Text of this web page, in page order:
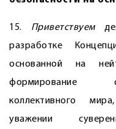
15. Приветствуем
разработке
основанной на
формирование
коллективного
уважении